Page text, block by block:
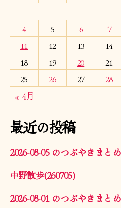
4
5 6 7
11
12 13 14
18
19 20 21
25
26 27 28
« 4月
最近の投稿
2026-08-05 のつぶやきまとめ
中野散歩(260705)
2026-08-01 のつぶやきまとめ